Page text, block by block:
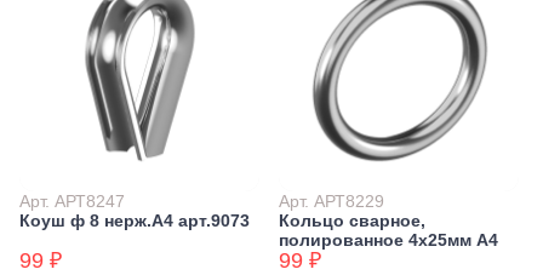
Арт. АРТ8247
Коуш ф 8 нерж.А4 арт.9073
99 ₽
Арт. АРТ8229
Кольцо сварное,
полированное 4х25мм А4
99 ₽